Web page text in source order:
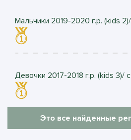
Мальчики 2019-2020 г.р. (kids
Девочки 2017-2018 г.р. (kids 3)/
Это все найденные